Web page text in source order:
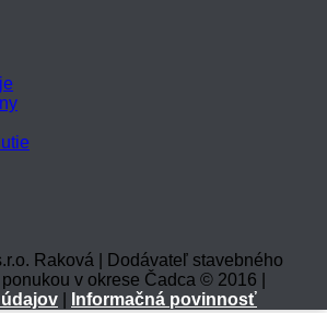
Raková | Dodávateľ stavebného
v okrese Čadca © 2016 |
Informačná povinnosť